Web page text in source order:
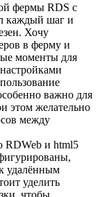
фермы RDS с
каждый шаг и
Хочу
в ферму и
моменты для
важно для
этом желательно
между
RDWeb и html5
удалённым
уделить
чтобы